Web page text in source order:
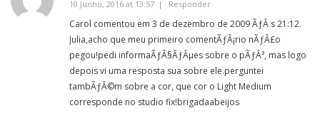
10 Junho, 2016 at 13:57 Responder
Carol comentou em 3 de dezembro de 2009 ÃƒÂ s 21:12.
Julia,acho que meu primeiro comentÃƒÂ¡rio nÃƒÂ£o
pegou!pedi informaÃƒÂ§ÃƒÂµes sobre o pÃƒÂ³, mas logo
depois vi uma resposta sua sobre ele.perguntei
tambÃƒÂ©m sobre a cor, que cor o Light Medium
corresponde no studio fix!brigadaabeijos